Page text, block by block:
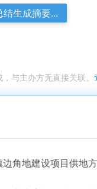
生成摘要...
与主办方无直接关联。
角地建设项目供地